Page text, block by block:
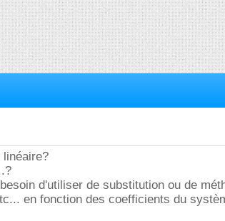
d'utiliser de substitution ou de
en fonction des coefficients du